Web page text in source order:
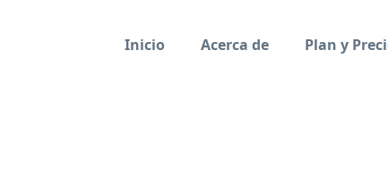
Inicio
Acerca de Plan y